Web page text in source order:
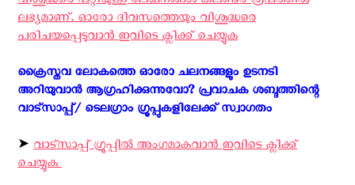
ലഭ്യമാണ്. ഓരോ ദിവസത്തെയും വിശുദ്ധരെ
പരിചയപ്പെടുവാന്‍ ഇവിടെ ക്ലിക്ക് ചെയ്യുക
ക്രൈസ്തവ ലോകത്തെ ഓരോ ചലനങ്ങളും ഉടനടി
അറിയുവാന്‍ ആഗ്രഹിക്കുന്നുവോ? പ്രവാചക ശബ്ദത്തിന്റെ
വാട്സാപ്പ്/ ടെലഗ്രാം ഗ്രൂപ്പുകളിലേക്ക് സ്വാഗതം ‍
➤ വാട്സാപ്പ് ഗ്രൂപ്പിൽ അംഗമാകുവാൻ ഇവിടെ ക്ലിക്ക്
ചെയ്യുക